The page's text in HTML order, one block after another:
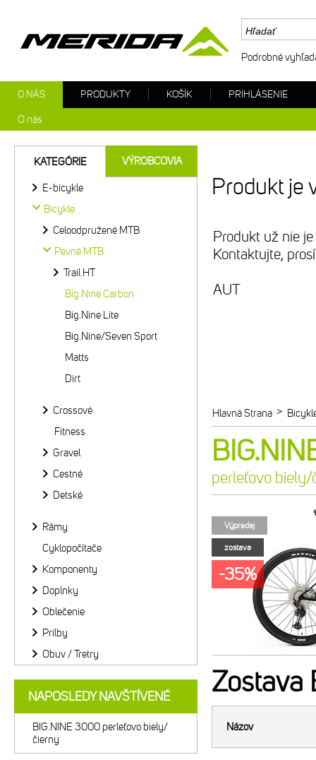
Produkt je
Produkt už nie
Kontaktujte,
AUT
Hlavná Strana >
perleťovo
Výpredaj
zostava
-35%
Zostava
Názov
KATEGÓRIE VÝROBCOVIA
E-bicykle
Bicykle
Celoodpružené MTB
Pevné MTB
Trail HT
Big.Nine Carbon
Big.Nine Lite
Big.Nine/Seven Sport
Matts
Dirt
Crossové
Fitness
Gravel
Cestné
Detské
Rámy
Cyklopočítače
Komponenty
Doplnky
Oblečenie
Prilby
Obuv / Tretry
NAPOSLEDY NAVŠTÍVENÉ
BIG.NINE 3000 perleťovo biely/
čierny
Podrobné
O NÁS
O nás
PRODUKTY KOŠÍK PRIHLÁSENIE